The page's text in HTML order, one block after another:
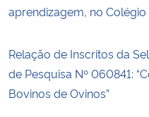
aprendizagem, no
Relação de Inscritos da
de Pesquisa Nº 060841:
Bovinos de Ovinos”